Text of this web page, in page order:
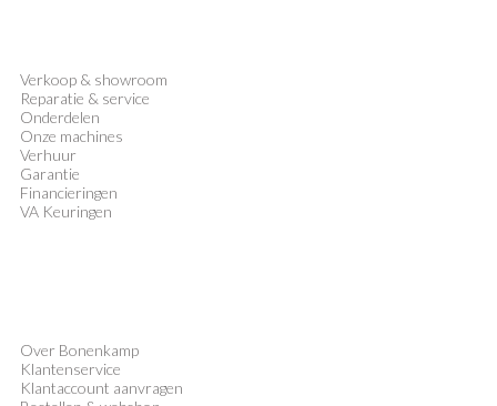
Verkoop & showroom
Reparatie & service
Onderdelen
Onze machines
Verhuur
Garantie
Financieringen
VA Keuringen
Over Bonenkamp
Klantenservice
Klantaccount aanvragen